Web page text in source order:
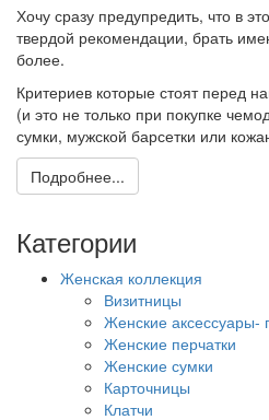
Хочу сразу предупредить, что в
твердой рекомендации, брать
более.
Критериев которые стоят перед
(и это не только при покупке
сумки, мужской барсетки или
Подробнее...
Категории
Женская коллекция
Визитницы
Женские аксессуары-
Женские перчатки
Женские сумки
Карточницы
Клатчи